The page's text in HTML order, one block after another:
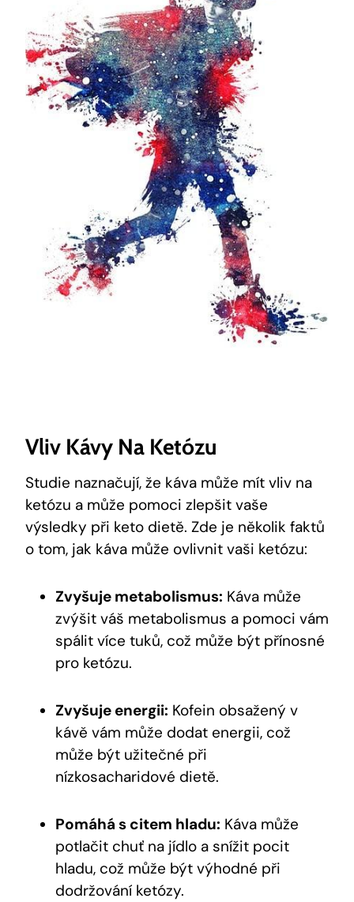
Vliv Kávy Na Ketózu
Studie naznačují, že káva může mít vliv na
ketózu a může pomoci zlepšit vaše
výsledky při keto dietě. Zde je několik faktů
o tom, jak káva může ovlivnit vaši ketózu:
Zvyšuje metabolismus: Káva může
zvýšit váš metabolismus a pomoci vám
spálit více tuků, což může být přínosné
pro ketózu.
Zvyšuje energii: Kofein obsažený v
kávě vám může dodat energii, což
může být užitečné při
nízkosacharidové dietě.
Pomáhá s citem hladu: Káva může
potlačit chuť na jídlo a snížit pocit
hladu, což může být výhodné při
dodržování ketózy.